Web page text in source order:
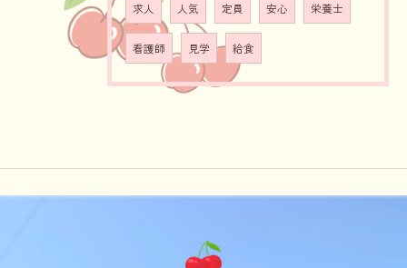
求人 人気 定員 安心 栄養士
看護師 見学 給食